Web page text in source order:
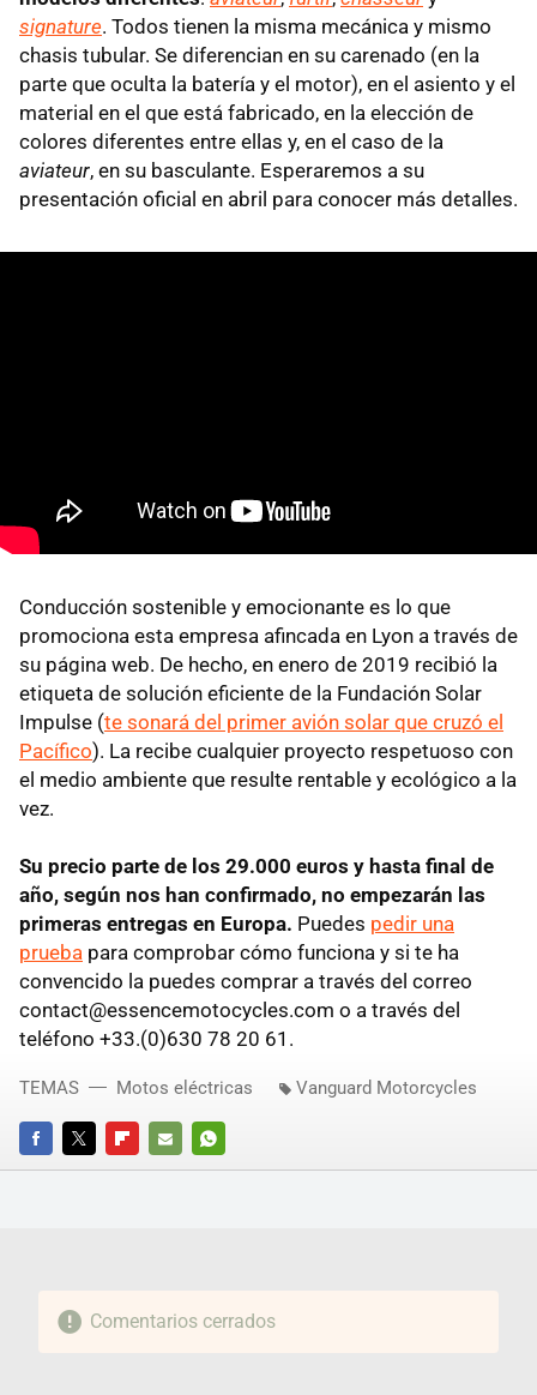
signature. Todos tienen la misma mecánica y mismo
chasis tubular. Se diferencian en su carenado (en la
parte que oculta la batería y el motor), en el asiento y el
material en el que está fabricado, en la elección de
colores diferentes entre ellas y, en el caso de la
aviateur, en su basculante. Esperaremos a su
presentación oficial en abril para conocer más detalles.
Conducción sostenible y emocionante es lo que
promociona esta empresa afincada en Lyon a través de
su página web. De hecho, en enero de 2019 recibió la
etiqueta de solución eficiente de la Fundación Solar
Impulse (te sonará del primer avión solar que cruzó el
Pacífico). La recibe cualquier proyecto respetuoso con
el medio ambiente que resulte rentable y ecológico a la
vez.
Su precio parte de los 29.000 euros y hasta final de
año, según nos han confirmado, no empezarán las
primeras entregas en Europa. Puedes pedir una
prueba para comprobar cómo funciona y si te ha
convencido la puedes comprar a través del correo
contact@essencemotocycles.com o a través del
teléfono +33.(0)630 78 20 61.
FACEBOOKTWITTERFLIPBOARD
E-
WHATSAPP
TEMAS Motos eléctricas Vanguard Motorcycles
Comentarios cerrados